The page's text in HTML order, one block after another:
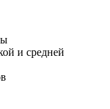
и средней